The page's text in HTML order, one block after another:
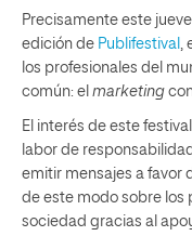
Precisamente este
edición de Publifestival
los profesionales del
común: el marketing
El interés de este
labor de
emitir mensajes a favor
de este modo sobre los
sociedad gracias al